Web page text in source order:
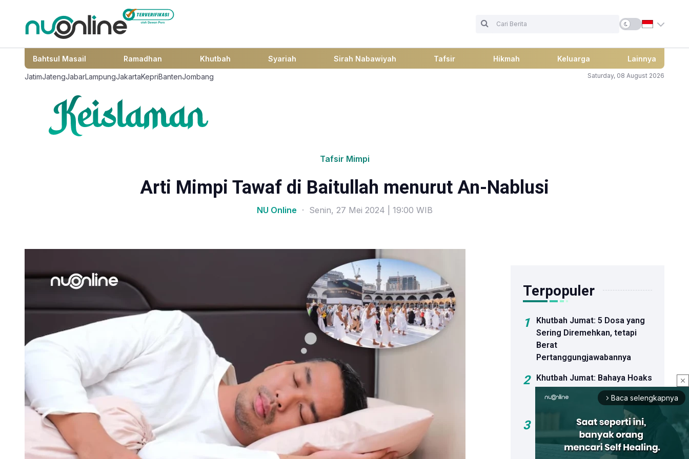
Bahtsul Masail Ramadhan Khutbah Syariah Sirah Nabawiyah Tafsir Hikmah Keluarga Lainnya
JatimJatengJabarLampungJakartaKepriBantenJombang Saturday, 08 August 2026
Tafsir Mimpi
Arti Mimpi Tawaf di Baitullah menurut An-Nablusi
NU Online · Senin, 27 Mei 2024 | 19:00 WIB
close
arrow_forward_ios Baca selengkapnya
Terpopuler
1
Khutbah Jumat: 5 Dosa yang
Sering Diremehkan, tetapi
Berat
Pertanggungjawabannya
2
Khutbah Jumat: Bahaya Hoaks
dan Dosa Menyebar Informasi
Palsu
3
Sejumlah Bakal Calon Ketua
Umum PBNU Hadiri
Peluncuran Buku Kiai Ma'ruf